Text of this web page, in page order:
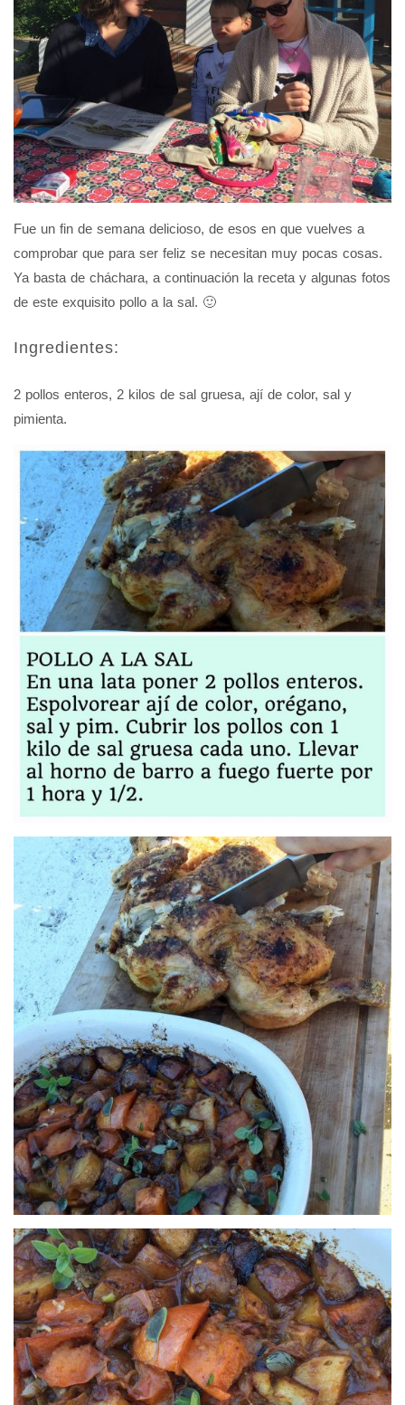
Fue un fin de semana delicioso, de esos en que vuelves a
comprobar que para ser feliz se necesitan muy pocas cosas.
Ya basta de cháchara, a continuación la receta y algunas fotos
de este exquisito pollo a la sal. 🙂
Ingredientes:
2 pollos enteros, 2 kilos de sal gruesa, ají de color, sal y
pimienta.